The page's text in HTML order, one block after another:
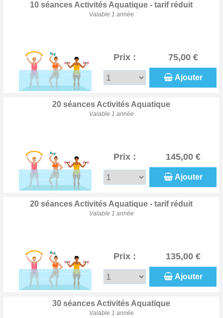
10 séances Activités Aquatique - tarif réduit
Valable 1 année
Prix : 75,00 €
Ajouter
20 séances Activités Aquatique
Valable 1 année
Prix : 145,00 €
Ajouter
20 séances Activités Aquatique - tarif réduit
Valable 1 année
Prix : 135,00 €
Ajouter
30 séances Activités Aquatique
Valable 1 année